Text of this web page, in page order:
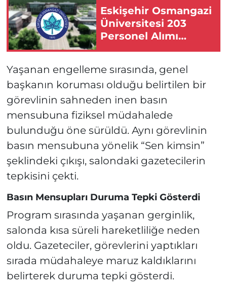
Eskişehir Osmangazi
Üniversitesi 203
Personel Alımı
Yapacak!
Yaşanan engelleme sırasında, genel
başkanın koruması olduğu belirtilen bir
görevlinin sahneden inen basın
mensubuna fiziksel müdahalede
bulunduğu öne sürüldü. Aynı görevlinin
basın mensubuna yönelik “Sen kimsin”
şeklindeki çıkışı, salondaki gazetecilerin
tepkisini çekti.
Basın Mensupları Duruma Tepki Gösterdi
Program sırasında yaşanan gerginlik,
salonda kısa süreli hareketliliğe neden
oldu. Gazeteciler, görevlerini yaptıkları
sırada müdahaleye maruz kaldıklarını
belirterek duruma tepki gösterdi.